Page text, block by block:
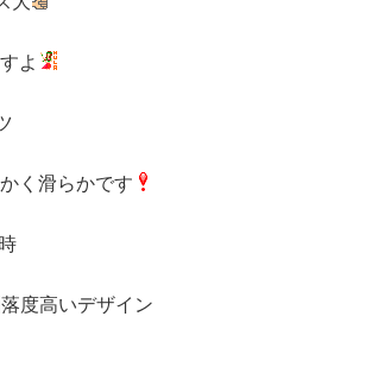
よ
く滑らかです
度高いデザイン